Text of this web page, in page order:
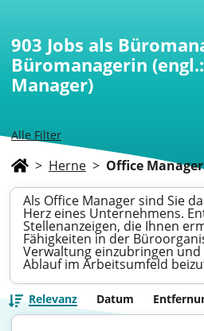
Alle Filter
903 Jobs als
Büromanagerin
Manager)
> Herne > Office Manager
Als Office Manager sind Sie
Herz eines Unternehmens.
Stellenanzeigen, die Ihnen
Fähigkeiten in der
Verwaltung einzubringen
Ablauf im Arbeitsumfeld
Relevanz Datum